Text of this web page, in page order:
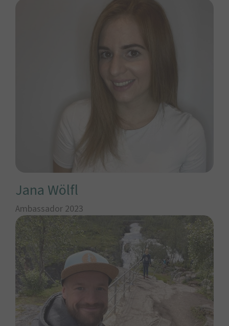
Jana Wölfl
Ambassador 2023